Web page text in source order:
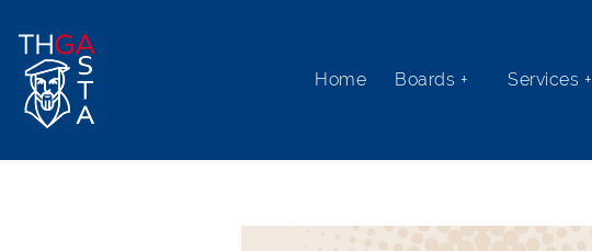
Home Boards + Services +